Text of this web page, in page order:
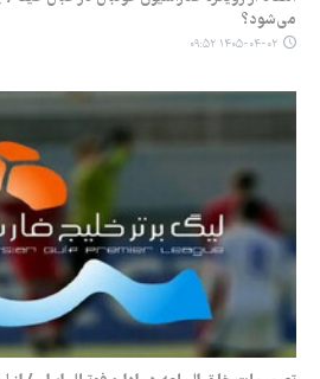
می‌شود؟
۱۴۰۵-۰۴-۰۲ ۰۹:۵۲